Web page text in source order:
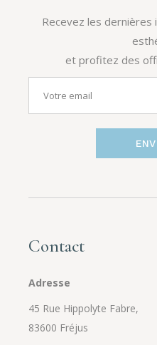
Recevez les dernières
et profitez des
Contact
Adresse
45 Rue Hippolyte Fabre,
83600 Fréjus